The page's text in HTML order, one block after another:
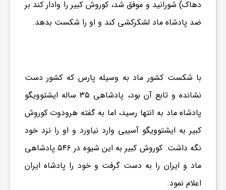
دهاک) شورانید و موفق شد، کوروش کبیر را وادار کند بر
ضد پادشاه ماد لشکرکشی کند و او را شکست بدهد.
با شکست کشور ماد به‌ وسیله پارس که کشور دست
نشانده و تابع آن بود، پادشاهی ۳۵ ساله ایشتوویگو
پادشاه ماد به انتها رسید، اما به گفته هرودوت کوروش
کبیر به ایشتوویگو آسیبی وارد نیاورد و او را نزد خود
نگه داشت. کوروش کبیر به این شیوه در ۵۴۶ پادشاهی
ماد و ایران را به دست گرفت و خود را پادشاه ایران
اعلام نمود.